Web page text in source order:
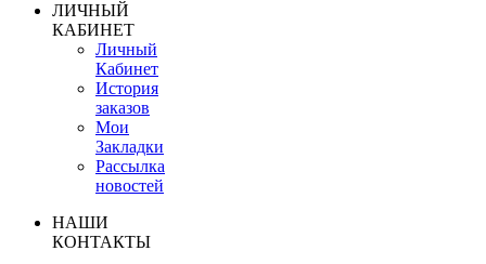
ЛИЧНЫЙ
КАБИНЕТ
Личный
Кабинет
История
заказов
Мои
Закладки
Рассылка
новостей
НАШИ
КОНТАКТЫ